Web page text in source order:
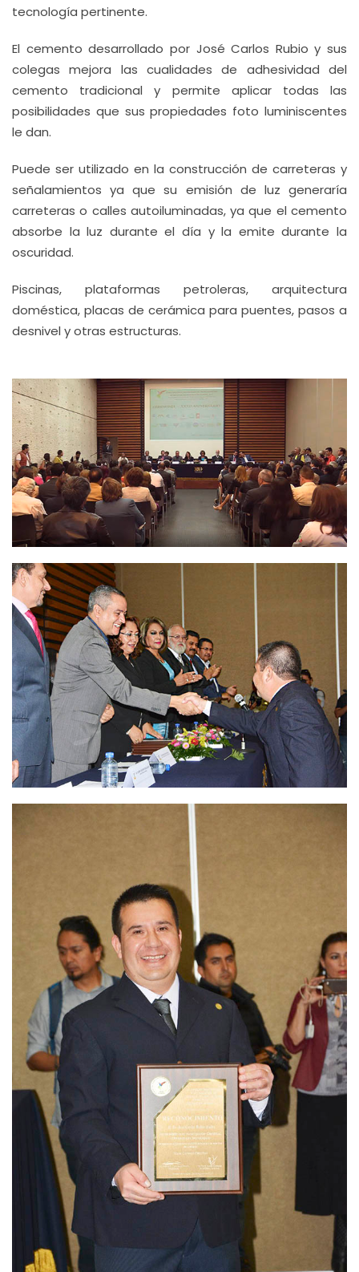
tecnología pertinente.
El cemento desarrollado por José Carlos Rubio y sus
colegas mejora las cualidades de adhesividad del
cemento tradicional y permite aplicar todas las
posibilidades que sus propiedades foto luminiscentes
le dan.
Puede ser utilizado en la construcción de carreteras y
señalamientos ya que su emisión de luz generaría
carreteras o calles autoiluminadas, ya que el cemento
absorbe la luz durante el día y la emite durante la
oscuridad.
Piscinas, plataformas petroleras, arquitectura
doméstica, placas de cerámica para puentes, pasos a
desnivel y otras estructuras.